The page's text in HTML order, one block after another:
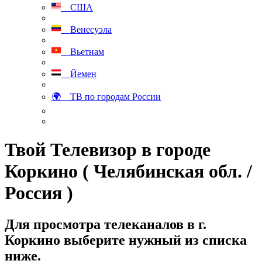
США
Венесуэла
Вьетнам
Йемен
🌍 ТВ по городам России
Твой Телевизор в городе
Коркино ( Челябинская обл. /
Россия )
Для просмотра телеканалов в г.
Коркино выберите нужный из списка
ниже.